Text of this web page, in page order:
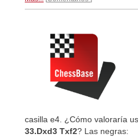
casilla e4. ¿Cómo valoraría
33.Dxd3 Txf2? Las negras: